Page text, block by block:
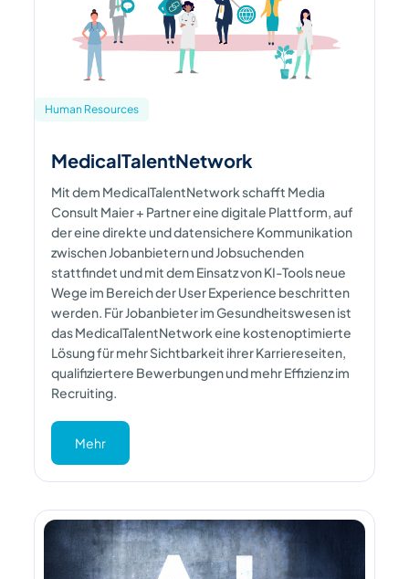
Human Resources
MedicalTalentNetwork
Mit dem MedicalTalentNetwork schafft Media
Consult Maier + Partner eine digitale Plattform, auf
der eine direkte und datensichere Kommunikation
zwischen Jobanbietern und Jobsuchenden
stattfindet und mit dem Einsatz von KI-Tools neue
Wege im Bereich der User Experience beschritten
werden. Für Jobanbieter im Gesundheitswesen ist
das MedicalTalentNetwork eine kostenoptimierte
Lösung für mehr Sichtbarkeit ihrer Karriereseiten,
qualifiziertere Bewerbungen und mehr Effizienz im
Recruiting.
Mehr